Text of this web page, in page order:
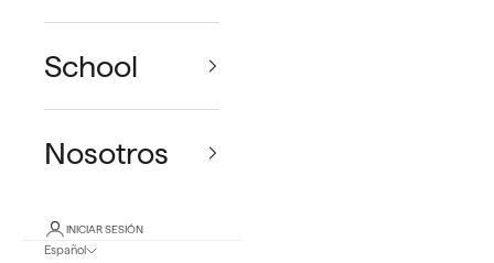
School
Nosotros
INICIAR SESIÓN
Español